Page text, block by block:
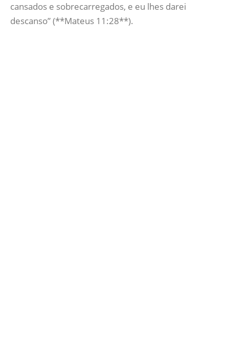
cansados e sobrecarregados, e eu lhes darei
descanso” (**Mateus 11:28**).